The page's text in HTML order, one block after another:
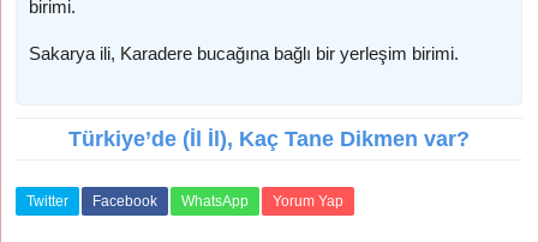
birimi.
Sakarya ili, Karadere bucağına bağlı bir yerleşim birimi.
Türkiye’de (İl İl), Kaç Tane Dikmen var?
Twitter Facebook WhatsApp Yorum Yap